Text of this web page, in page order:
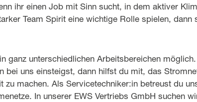
ihr einen Job mit Sinn sucht, in dem aktiver
Team Spirit eine wichtige Rolle spielen, dann
ganz unterschiedlichen Arbeitsbereichen
bei uns einsteigst, dann hilfst du mit, das
zu machen. Als Servicetechniker:in betreust du
In unserer EWS Vertriebs GmbH suchen